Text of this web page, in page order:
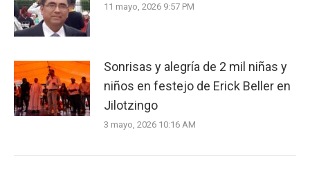
11 mayo, 2026 9:57 PM
Sonrisas y alegría de 2 mil niñas y
niños en festejo de Erick Beller en
Jilotzingo
3 mayo, 2026 10:16 AM